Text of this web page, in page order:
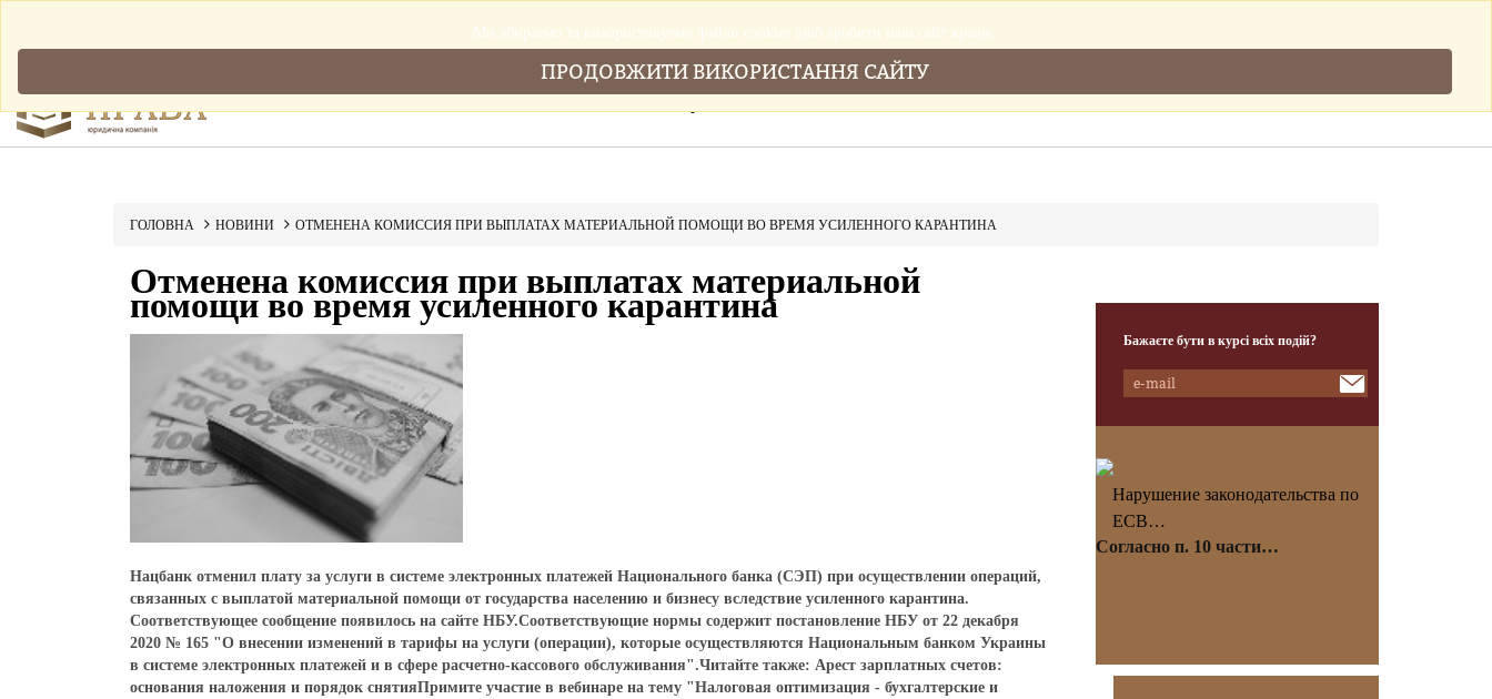
Головна Послуги Новини Cтатті Клієнти Наша Команда Контакти
ГОЛОВНА НОВИНИ ОТМЕНЕНА КОМИССИЯ ПРИ ВЫПЛАТАХ МАТЕРИАЛЬНОЙ ПОМОЩИ ВО ВРЕМЯ УСИЛЕННОГО КАРАНТИНА
Отменена комиссия при выплатах материальной
помощи во время усиленного карантина
Нацбанк отменил плату за услуги в системе электронных платежей Национального банка (СЭП) при осуществлении операций,
связанных с выплатой материальной помощи от государства населению и бизнесу вследствие усиленного карантина.
Соответствующее сообщение появилось на сайте НБУ.Соответствующие нормы содержит постановление НБУ от 22 декабря
2020 № 165 "О внесении изменений в тарифы на услуги (операции), которые осуществляются Национальным банком Украины
в системе электронных платежей и в сфере расчетно-кассового обслуживания".Читайте также: Арест зарплатных счетов:
основания наложения и порядок снятияПримите участие в вебинаре на тему "Налоговая оптимизация - бухгалтерские и
Бажаєте бути в курсі всіх подій?
Нарушение законодательства по
ЕСВ…
Согласно п. 10 части…
Ми збираемо та використовуемо файли cookies щоб зробити наш сайт краще.
ПРОДОВЖИТИ ВИКОРИСТАННЯ САЙТУ